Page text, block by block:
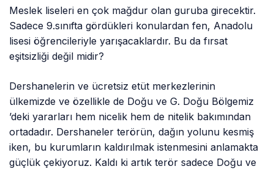
Meslek liseleri en çok mağdur olan guruba girecektir.
Sadece 9.sınıfta gördükleri konulardan fen, Anadolu
lisesi öğrencileriyle yarışacaklardır. Bu da fırsat
eşitsizliği değil midir?
Dershanelerin ve ücretsiz etüt merkezlerinin
ülkemizde ve özellikle de Doğu ve G. Doğu Bölgemiz
’deki yararları hem nicelik hem de nitelik bakımından
ortadadır. Dershaneler terörün, dağın yolunu kesmiş
iken, bu kurumların kaldırılmak istenmesini anlamakta
güçlük çekiyoruz. Kaldı ki artık terör sadece Doğu ve